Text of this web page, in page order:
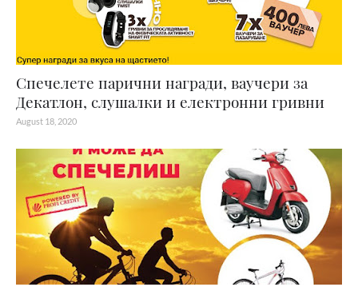
Спечелете парични награди, ваучери за
Декатлон, слушалки и електронни гривни
August 18, 2020